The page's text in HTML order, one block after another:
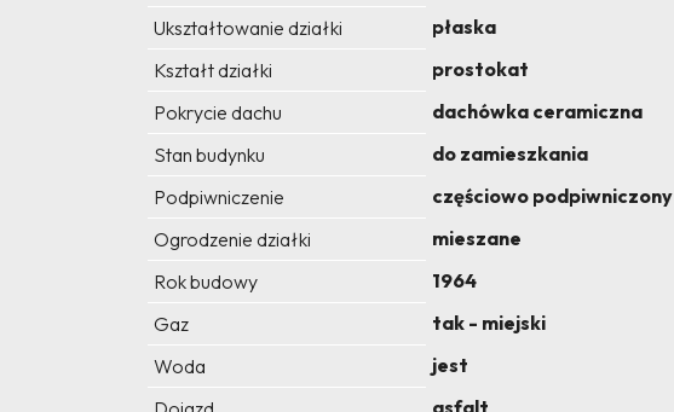
Ukształtowanie działki
płaska
Kształt działki
prostokat
Pokrycie dachu
dachówka ceramiczna
Stan budynku
do zamieszkania
Podpiwniczenie
częściowo podpiwniczony
Ogrodzenie działki
mieszane
Rok budowy
1964
Gaz
tak - miejski
Woda
jest